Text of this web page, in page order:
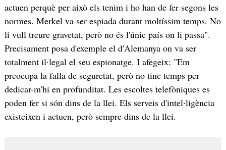
actuen perquè per això els tenim i ho han de fer segons les
normes. Merkel va ser espiada durant moltíssim temps. No
li vull treure gravetat, però no és l'únic país on li passa".
Precisament posa d'exemple el d'Alemanya on va ser
totalment il·legal el seu espionatge. I afegeix: "Em
preocupa la falla de seguretat, però no tinc temps per
dedicar-m'hi en profunditat. Les escoltes telefòniques es
poden fer si són dins de la llei. Els serveis d'intel·ligència
existeixen i actuen, però sempre dins de la llei.